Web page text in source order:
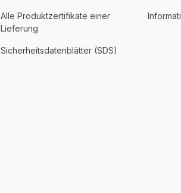
Alle Produktzertifikate einer
Lieferung
Sicherheitsdatenblätter (SDS)